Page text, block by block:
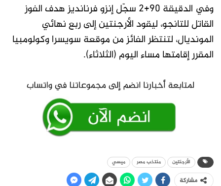
وفي الدقيقة 90+2 سجّل إنزو فرنانديز هدف الفوز
القاتل للتانجو، ليقود الأرجنتين إلى ربع نهائي
المونديال، لتنتظر الفائز من موقعة سويسرا وكولومبيا
المقرر إقامتها مساء اليوم (الثلاثاء).
الأرجنتين منتخب مصر ميسي
مشاركة